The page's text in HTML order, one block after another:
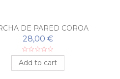
DE PARED COROA
28,00 €
Add to cart